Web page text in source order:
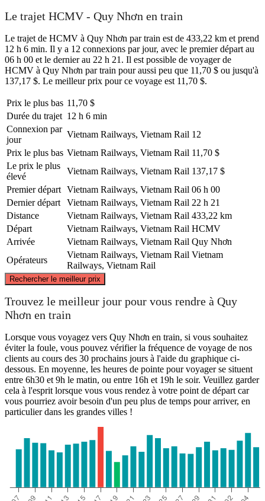
Le trajet HCMV - Quy Nhơn en train
Le trajet de HCMV à Quy Nhơn par train est de 433,22 km et prend
12 h 6 min. Il y a 12 connexions par jour, avec le premier départ au
06 h 00 et le dernier au 22 h 21. Il est possible de voyager de
HCMV à Quy Nhơn par train pour aussi peu que 11,70 $ ou jusqu'à
137,17 $. Le meilleur prix pour ce voyage est 11,70 $.
Prix ​​le plus bas 11,70 $
Durée du trajet 12 h 6 min
Connexion par
jour
Vietnam Railways, Vietnam Rail 12
Prix ​​le plus bas Vietnam Railways, Vietnam Rail 11,70 $
Le prix le plus
élevé
Vietnam Railways, Vietnam Rail 137,17 $
Premier départ Vietnam Railways, Vietnam Rail 06 h 00
Dernier départ
Vietnam Railways, Vietnam Rail 22 h 21
Distance
Vietnam Railways, Vietnam Rail 433,22 km
Départ
Vietnam Railways, Vietnam Rail HCMV
Arrivée
Vietnam Railways, Vietnam Rail Quy Nhơn
Opérateurs
Vietnam Railways, Vietnam Rail Vietnam
Railways, Vietnam Rail
Rechercher le meilleur prix
Ho Chi Minh City
©CARTO
Trouvez le meilleur jour pour vous rendre à Quy
Nhơn en train
Lorsque vous voyagez vers Quy Nhơn en train, si vous souhaitez
éviter la foule, vous pouvez vérifier la fréquence de voyage de nos
clients au cours des 30 prochains jours à l'aide du graphique ci-
dessous. En moyenne, les heures de pointe pour voyager se situent
entre 6h30 et 9h le matin, ou entre 16h et 19h le soir. Veuillez garder
cela à l'esprit lorsque vous vous rendez à votre point de départ car
vous pourriez avoir besoin d'un peu plus de temps pour arriver, en
particulier dans les grandes villes !